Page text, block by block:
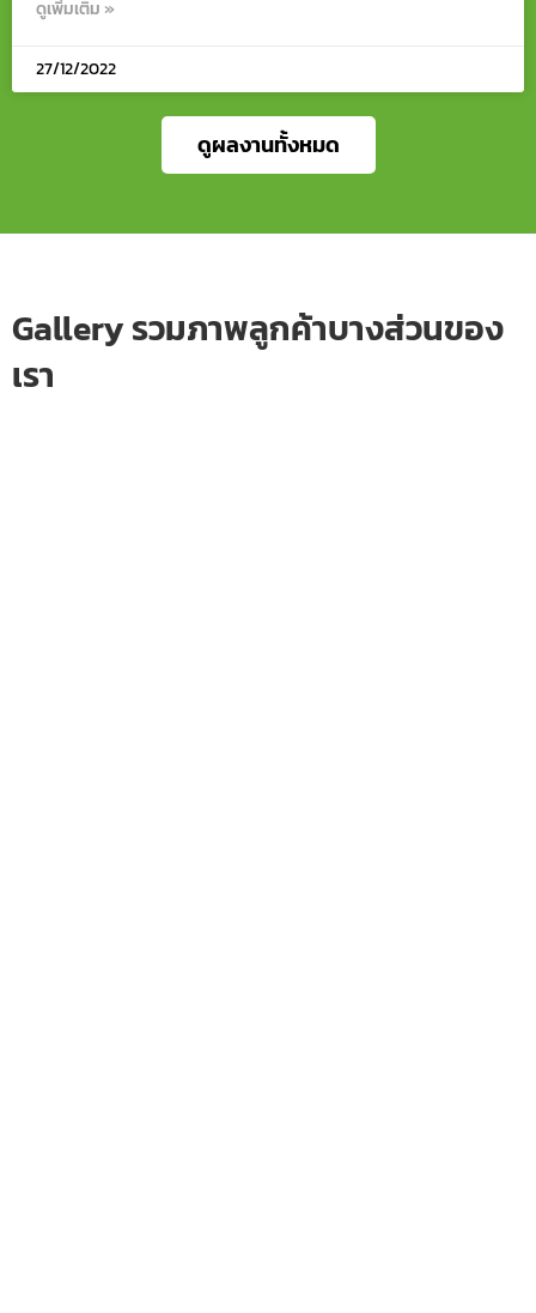
ดูเพิ่มเติม »
27/12/2022
ดูผลงานทั้งหมด
Gallery รวมภาพลูกค้าบางส่วนของ
เรา